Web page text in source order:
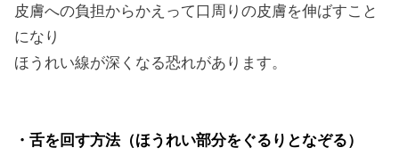
皮膚への負担からかえって口周りの皮膚を伸ばすこと
になり
ほうれい線が深くなる恐れがあります。
・舌を回す方法（ほうれい部分をぐるりとなぞる）